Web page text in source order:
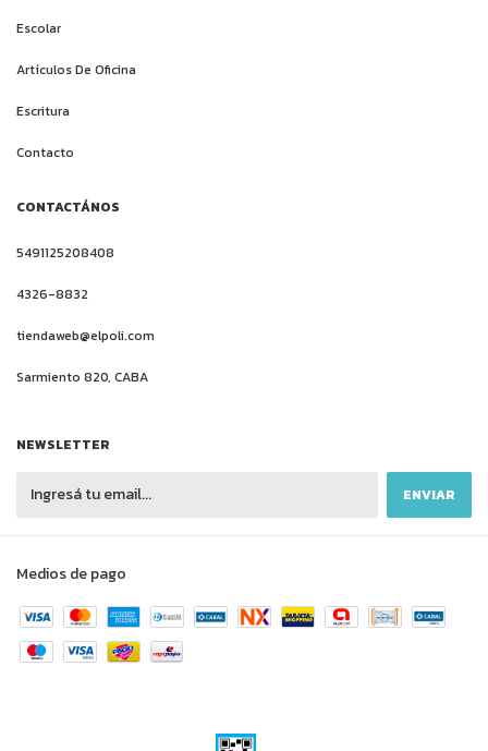
Escolar
Artículos De Oficina
Escritura
Contacto
CONTACTÁNOS
5491125208408
4326-8832
tiendaweb@elpoli.com
Sarmiento 820, CABA
NEWSLETTER
Medios de pago